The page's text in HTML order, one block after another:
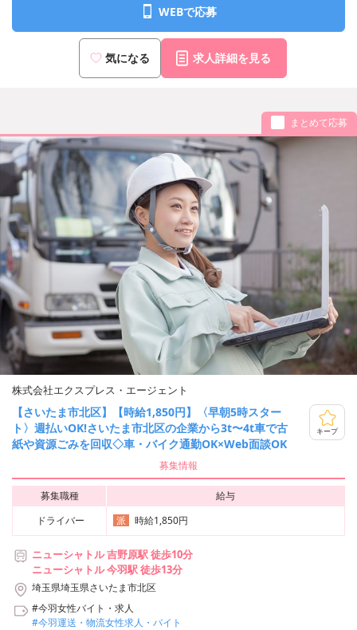
WEBで応募
気になる 求人詳細を見る
まとめて応募
株式会社エクスプレス・エージェント
【さいたま市北区】【時給1,850円】〈早朝5時スター
ト〉週払いOK!さいたま市北区の企業から3t〜4t車で古
紙や資源ごみを回収◇車・バイク通勤OK×Web面談OK
キープ
募集情報
募集職種
給与
ドライバー
派 時給1,850円
ニューシャトル 吉野原駅 徒歩10分
ニューシャトル 今羽駅 徒歩13分
埼玉県埼玉県さいたま市北区
#今羽女性バイト・求人
#今羽運送・物流女性求人・バイト